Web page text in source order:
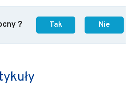
? Tak Nie